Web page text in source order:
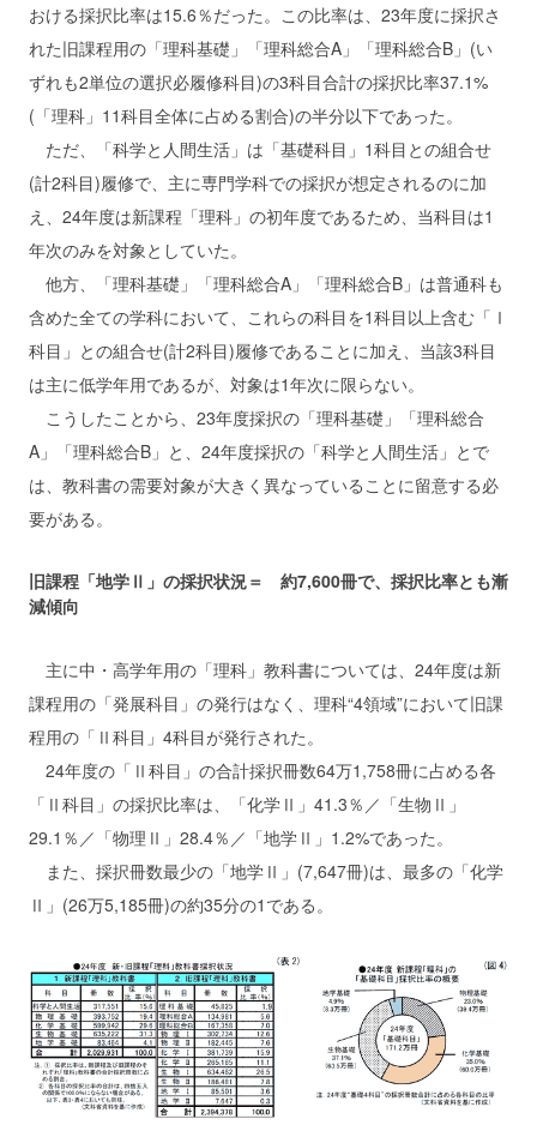
おける採択比率は15.6％だった。この比率は、23年度に採択さ
れた旧課程用の「理科基礎」「理科総合A」「理科総合B」(い
ずれも2単位の選択必履修科目)の3科目合計の採択比率37.1%
(「理科」11科目全体に占める割合)の半分以下であった。
ただ、「科学と人間生活」は「基礎科目」1科目との組合せ
(計2科目)履修で、主に専門学科での採択が想定されるのに加
え、24年度は新課程「理科」の初年度であるため、当科目は1
年次のみを対象としていた。
他方、「理科基礎」「理科総合A」「理科総合B」は普通科も
含めた全ての学科において、これらの科目を1科目以上含む「Ⅰ
科目」との組合せ(計2科目)履修であることに加え、当該3科目
は主に低学年用であるが、対象は1年次に限らない。
こうしたことから、23年度採択の「理科基礎」「理科総合
A」「理科総合B」と、24年度採択の「科学と人間生活」とで
は、教科書の需要対象が大きく異なっていることに留意する必
要がある。
旧課程「地学Ⅱ」の採択状況＝ 約7,600冊で、採択比率とも漸
減傾向
主に中・高学年用の「理科」教科書については、24年度は新
課程用の「発展科目」の発行はなく、理科“4領域”において旧課
程用の「Ⅱ科目」4科目が発行された。
24年度の「Ⅱ科目」の合計採択冊数64万1,758冊に占める各
「Ⅱ科目」の採択比率は、「化学Ⅱ」41.3％／「生物Ⅱ」
29.1％／「物理Ⅱ」28.4％／「地学Ⅱ」1.2%であった。
また、採択冊数最少の「地学Ⅱ」(7,647冊)は、最多の「化学
Ⅱ」(26万5,185冊)の約35分の1である。